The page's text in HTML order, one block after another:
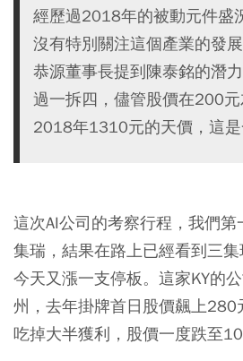
經歷過2018年的被動元件盛
沒有特別關注這個產業的發
恭源董事長提到陳泰銘的潛
過一拆四，儘管股價在200
2018年1310元的天價，這是
這次AI公司的考察行程，我們第
集瑞，結果在路上已經看到三集
今天又漲一支停板。這家KY的
州，去年掛牌首日股價飆上280
吃掉大半獲利，股價一度跌至